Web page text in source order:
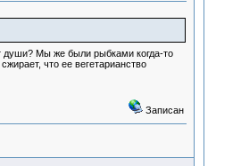
Мы же были рыбками когда-то
что ее вегетарианство
Записан